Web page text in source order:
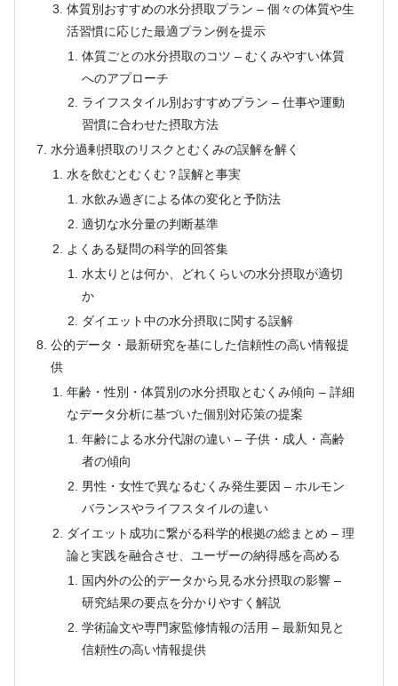
体質別おすすめの水分摂取プラン – 個々の体質や生
活習慣に応じた最適プラン例を提示
体質ごとの水分摂取のコツ – むくみやすい体質
へのアプローチ
ライフスタイル別おすすめプラン – 仕事や運動
習慣に合わせた摂取方法
水分過剰摂取のリスクとむくみの誤解を解く
水を飲むとむくむ？誤解と事実
水飲み過ぎによる体の変化と予防法
適切な水分量の判断基準
よくある疑問の科学的回答集
水太りとは何か、どれくらいの水分摂取が適切
か
ダイエット中の水分摂取に関する誤解
公的データ・最新研究を基にした信頼性の高い情報提
供
年齢・性別・体質別の水分摂取とむくみ傾向 – 詳細
なデータ分析に基づいた個別対応策の提案
年齢による水分代謝の違い – 子供・成人・高齢
者の傾向
男性・女性で異なるむくみ発生要因 – ホルモン
バランスやライフスタイルの違い
ダイエット成功に繋がる科学的根拠の総まとめ – 理
論と実践を融合させ、ユーザーの納得感を高める
国内外の公的データから見る水分摂取の影響 –
研究結果の要点を分かりやすく解説
学術論文や専門家監修情報の活用 – 最新知見と
信頼性の高い情報提供